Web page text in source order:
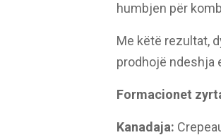
humbjen për
Me këtë rezultat,
prodhojë ndeshja
Formacionet
Kanadaja: